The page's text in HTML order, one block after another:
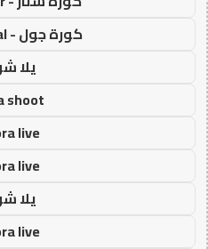
كورة جول - koora-goal
يلا
shoot
live
live
يلا
live